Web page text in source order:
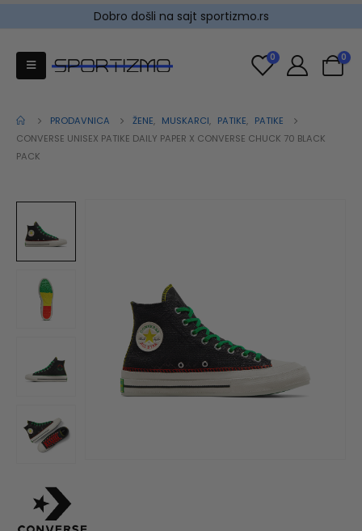
Dobro došli na sajt sportizmo.rs
0 0
PRODAVNICA ŽENE, MUSKARCI, PATIKE, PATIKE
CONVERSE UNISEX PATIKE DAILY PAPER X CONVERSE CHUCK 70 BLACK
PACK